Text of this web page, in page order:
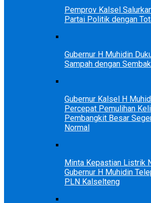
Pemprov Kalsel
Partai Politik dengan
Gubernur H Muhidin
Sampah dengan
Gubernur Kalsel H
Percepat Pemulihan
Pembangkit Besar
Normal
Minta Kepastian Listrik
Gubernur H Muhidin
PLN Kalselteng